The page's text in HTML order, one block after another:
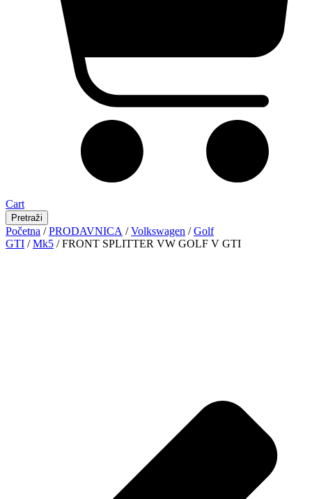
Cart
Pretraži
Početna /PRODAVNICA /Volkswagen /Golf
GTI /Mk5 / FRONT SPLITTER VW GOLF V GTI